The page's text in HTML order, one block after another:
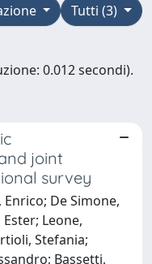
Tutti (3)
0.012 secondi).
joint
survey
De Simone,
Leone,
Stefania;
Bassetti,